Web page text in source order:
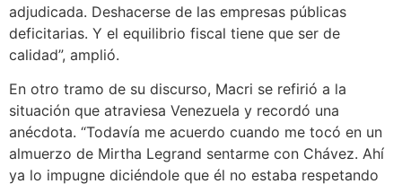
adjudicada. Deshacerse de las empresas públicas
deficitarias. Y el equilibrio fiscal tiene que ser de
calidad”, amplió.
En otro tramo de su discurso, Macri se refirió a la
situación que atraviesa Venezuela y recordó una
anécdota. “Todavía me acuerdo cuando me tocó en un
almuerzo de Mirtha Legrand sentarme con Chávez. Ahí
ya lo impugne diciéndole que él no estaba respetando